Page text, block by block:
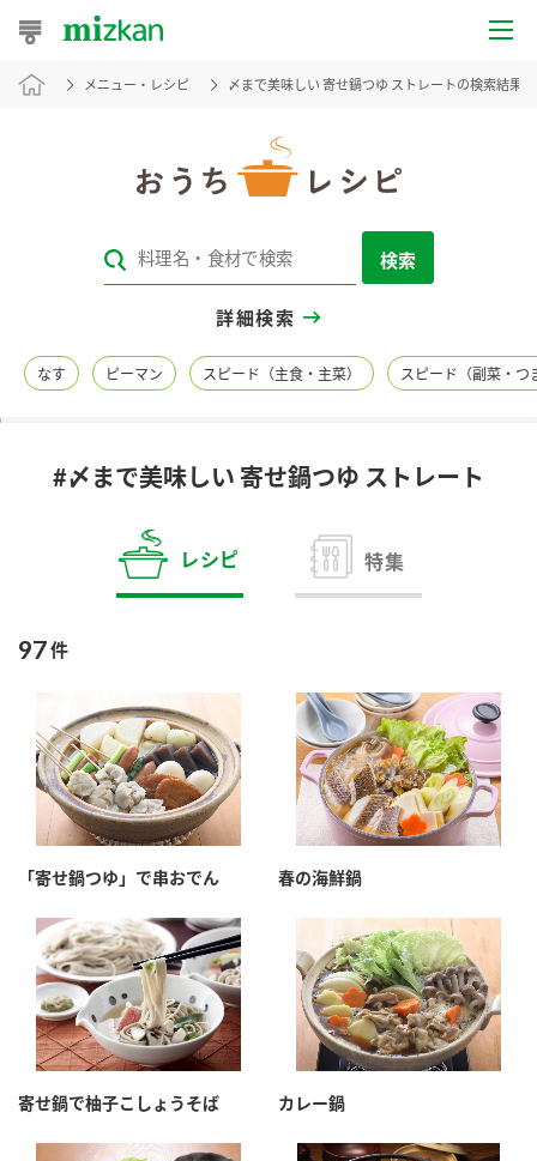
おうちレシピ
レシピカテゴリ一覧
レシピ名特集
商品情報
商品カテゴリ
お酢ドリンク ぽん酢
みりん風・料理酒 鍋用調味料
つゆ たれ
スープ 中華
クイック調味料 レモン果汁
ブランド・スペシャルサイト
ブランド・スペシャルサイト トップ
商品ブランドサイト
カンタン酢
お酢ドリンク
味ぽん
ぽん酢
かおりの蔵
企業情報
ミツカングループについて
企業理念
ミツカンの歴史
ミツカンを知る
環境への取り組み
採用情報
メニュー・レシピ 〆まで美味しい 寄せ鍋つゆ ストレートの検索結果
検索
詳細検索
なす ピーマン スピード（主食・主菜） スピード（副菜・つ
#〆まで美味しい 寄せ鍋つゆ ストレート
レシピ 特集
97件
「寄せ鍋つゆ」で串おでん 春の海鮮鍋
寄せ鍋で柚子こしょうそば カレー鍋